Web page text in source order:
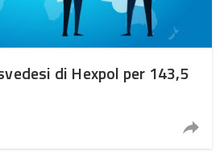
di Hexpol per 143,5